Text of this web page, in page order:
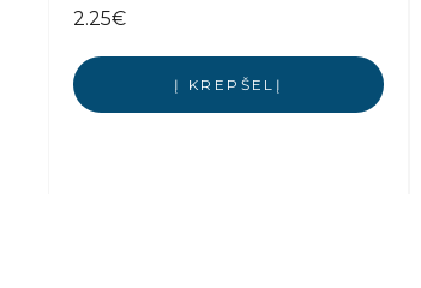
2.25€
Į KREPŠELĮ